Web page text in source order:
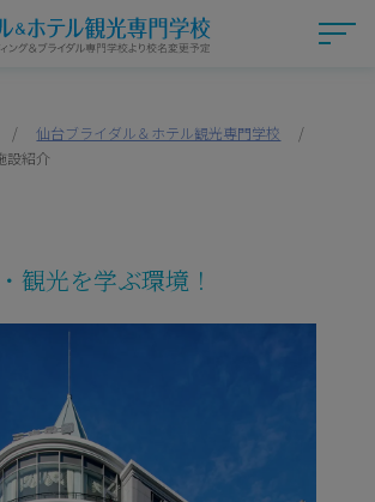
/ 仙台ブライダル＆ホテル観光専門学校
/
設紹介
観光を学ぶ環境！